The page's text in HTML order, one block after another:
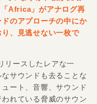
Africa」がアナログ再
のアプローチの中にか
、見逃せない一枚で
リースしたレアな一
サウンドも去ることな
ート、音響、サウンド
れている脅威のサウン